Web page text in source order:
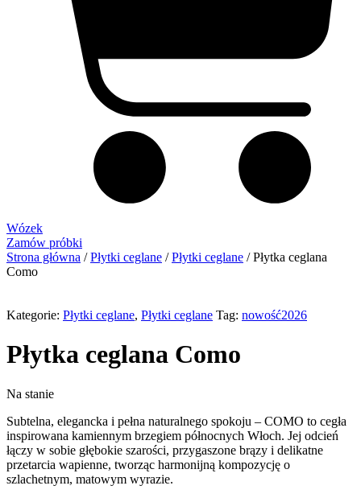
Wózek
Zamów próbki
Strona główna /Płytki ceglane /Płytki ceglane / Płytka ceglana
Como
Kategorie: Płytki ceglane, Płytki ceglane Tag: nowość2026
Płytka ceglana Como
Na stanie
Subtelna, elegancka i pełna naturalnego spokoju – COMO to cegła
inspirowana kamiennym brzegiem północnych Włoch. Jej odcień
łączy w sobie głębokie szarości, przygaszone brązy i delikatne
przetarcia wapienne, tworząc harmonijną kompozycję o
szlachetnym, matowym wyrazie.